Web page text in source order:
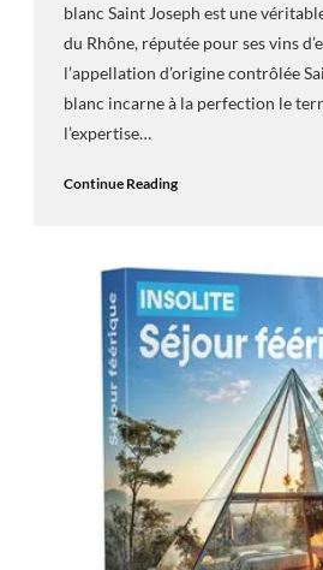
blanc Saint Joseph est une
du Rhône, réputée pour ses vins
l’appellation d’origine contrôlée
blanc incarne à la perfection le
l’expertise…
Continue Reading